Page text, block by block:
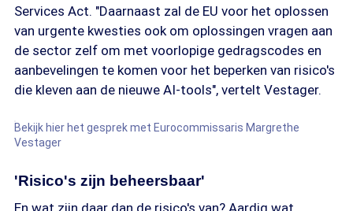
Services Act. "Daarnaast zal de EU voor het oplossen
van urgente kwesties ook om oplossingen vragen aan
de sector zelf om met voorlopige gedragscodes en
aanbevelingen te komen voor het beperken van risico's
die kleven aan de nieuwe AI-tools", vertelt Vestager.
Bekijk hier het gesprek met Eurocommissaris Margrethe
Vestager
'Risico's zijn beheersbaar'
En wat zijn daar dan de risico's van? Aardig wat